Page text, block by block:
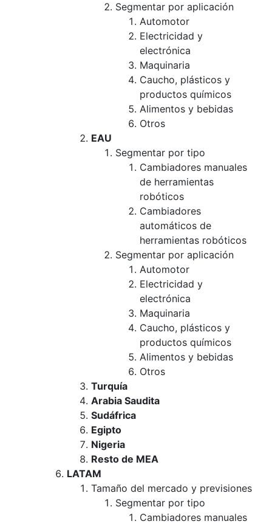
Segmentar por aplicación
Automotor
Electricidad y
electrónica
Maquinaria
Caucho, plásticos y
productos químicos
Alimentos y bebidas
Otros
EAU
Segmentar por tipo
Cambiadores manuales
de herramientas
robóticos
Cambiadores
automáticos de
herramientas robóticos
Segmentar por aplicación
Automotor
Electricidad y
electrónica
Maquinaria
Caucho, plásticos y
productos químicos
Alimentos y bebidas
Otros
Turquía
Arabia Saudita
Sudáfrica
Egipto
Nigeria
Resto de MEA
LATAM
Tamaño del mercado y previsiones
Segmentar por tipo
Cambiadores manuales